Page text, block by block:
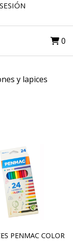
0
y lapices
PENMAC COLOR